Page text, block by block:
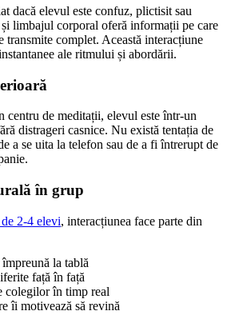
dacă elevul este confuz, plictisit sau
limbajul corporal oferă informații pe care
transmite complet. Această interacțiune
ale ritmului și abordării.
centru de meditații, elevul este într-un
distrageri casnice. Nu există tentația de
a se uita la telefon sau de a fi întrerupt de
în grup
2-4 elevi, interacțiunea face parte din
la tablă
față în față
colegilor în timp real
îi motivează să revină